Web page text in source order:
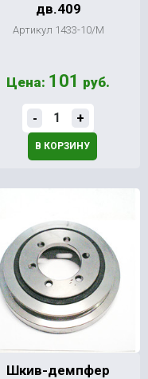
дв.409
Артикул 1433-10/М
Цена: 101 руб.
- +
В КОРЗИНУ
Шкив-демпфер